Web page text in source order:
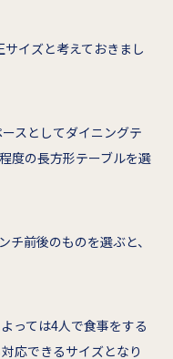
イズと考えておきまし
スとしてダイニングテ
度の長方形テーブルを選
前後のものを選ぶと、
っては4人で食事をする
応できるサイズとなり